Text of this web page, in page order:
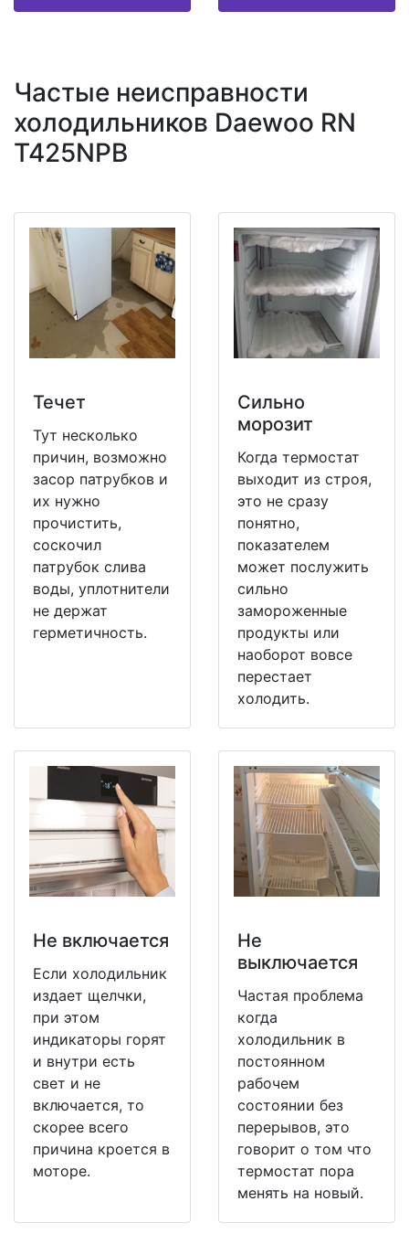
Частые неисправности
холодильников Daewoo RN
T425NPB
Течет
Тут несколько
причин, возможно
засор патрубков и
их нужно
прочистить,
соскочил
патрубок слива
воды, уплотнители
не держат
герметичность.
Сильно
морозит
Когда термостат
выходит из строя,
это не сразу
понятно,
показателем
может послужить
сильно
замороженные
продукты или
наоборот вовсе
перестает
холодить.
Не включается
Если холодильник
издает щелчки,
при этом
индикаторы горят
и внутри есть
свет и не
включается, то
скорее всего
причина кроется в
моторе.
Не
выключается
Частая проблема
когда
холодильник в
постоянном
рабочем
состоянии без
перерывов, это
говорит о том что
термостат пора
менять на новый.